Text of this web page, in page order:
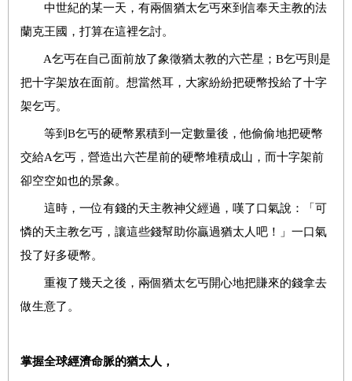
中世紀的某一天，有兩個猶太乞丐來到信奉天主教的法
蘭克王國，打算在這裡乞討。
A乞丐在自己面前放了象徵猶太教的六芒星；B乞丐則是
把十字架放在面前。想當然耳，大家紛紛把硬幣投給了十字
架乞丐。
等到B乞丐的硬幣累積到一定數量後，他偷偷地把硬幣
交給A乞丐，營造出六芒星前的硬幣堆積成山，而十字架前
卻空空如也的景象。
這時，一位有錢的天主教神父經過，嘆了口氣說：「可
憐的天主教乞丐，讓這些錢幫助你贏過猶太人吧！」一口氣
投了好多硬幣。
重複了幾天之後，兩個猶太乞丐開心地把賺來的錢拿去
做生意了。
掌握全球經濟命脈的猶太人，